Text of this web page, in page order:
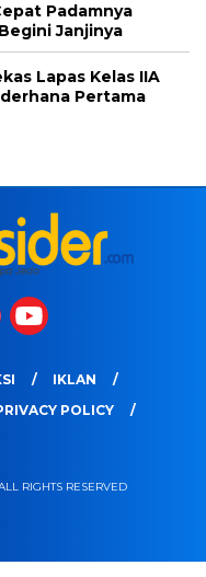
Padamnya
Janjinya
Lapas Kelas IIA
Pertama
IKLAN
POLICY
RIGHTS RESERVED